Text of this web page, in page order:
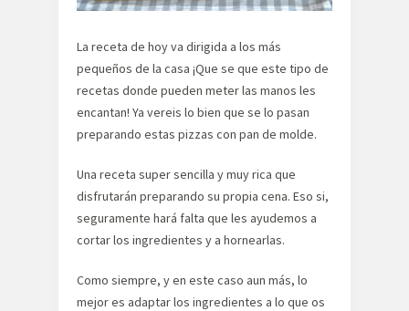
La receta de hoy va dirigida a los más
pequeños de la casa ¡Que se que este tipo de
recetas donde pueden meter las manos les
encantan! Ya vereis lo bien que se lo pasan
preparando estas pizzas con pan de molde.
Una receta super sencilla y muy rica que
disfrutarán preparando su propia cena. Eso si,
seguramente hará falta que les ayudemos a
cortar los ingredientes y a hornearlas.
Como siempre, y en este caso aun más, lo
mejor es adaptar los ingredientes a lo que os